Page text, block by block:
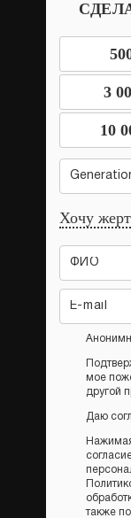
3
10
Хочу
мое
другой
Даю
также